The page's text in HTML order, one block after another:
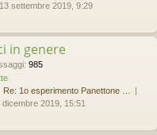
, 13 settembre 2019, 9:29
in genere
: 985
Re: 1o esperimento Panettone …
dicembre 2019, 15:51